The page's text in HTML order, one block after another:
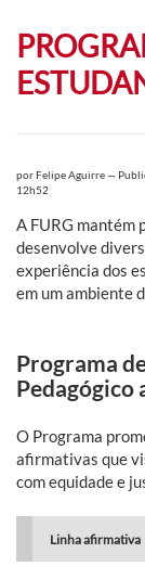
porFelipe Aguirre—
12h52
A FURG mantém
desenvolve
experiência dos
em um ambiente
Programa
Pedagógico
O Programa
afirmativas que
com equidade e
Linha afirmativa